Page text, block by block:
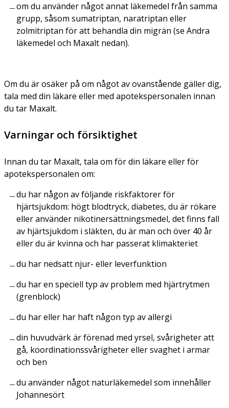
om du använder något annat läkemedel från samma
grupp, såsom sumatriptan, naratriptan eller
zolmitriptan för att behandla din migrän (se Andra
läkemedel och Maxalt nedan).
Om du är osäker på om något av ovanstående gäller dig,
tala med din läkare eller med apotekspersonalen innan
du tar Maxalt.
Varningar och försiktighet
Innan du tar Maxalt, tala om för din läkare eller för
apotekspersonalen om:
du har någon av följande riskfaktorer för
hjärtsjukdom: högt blodtryck, diabetes, du är rökare
eller använder nikotinersättningsmedel, det finns fall
av hjärtsjukdom i släkten, du är man och över 40 år
eller du är kvinna och har passerat klimakteriet
du har nedsatt njur- eller leverfunktion
du har en speciell typ av problem med hjärtrytmen
(grenblock)
du har eller har haft någon typ av allergi
din huvudvärk är förenad med yrsel, svårigheter att
gå, koordinationssvårigheter eller svaghet i armar
och ben
du använder något naturläkemedel som innehåller
Johannesört